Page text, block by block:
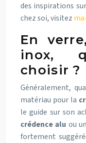
des inspirations
chez soi, visitez
En
inox,
choisir ?
Généralement,
matériau pour la
le guide sur son
crédence alu ou
fortement